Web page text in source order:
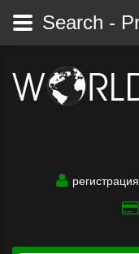
регистрация